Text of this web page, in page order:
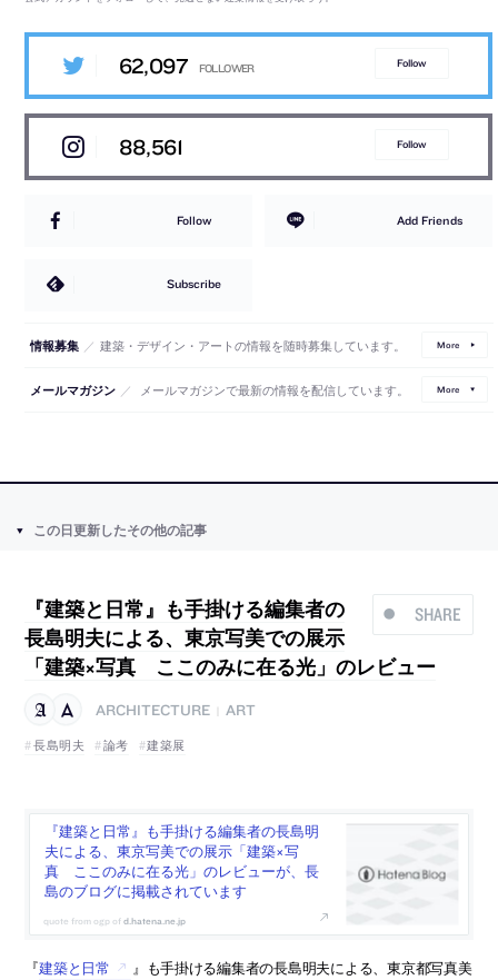
62,097 Follow
88,561 Follow
Follow Add Friends
Subscribe
情報募集 ／ 建築・デザイン・アートの情報を随時募集しています。 More
メールマガジン ／ メールマガジンで最新の情報を配信しています。 More
この日更新したその他の記事
SHARE
『建築と日常』も手掛ける編集者の
長島明夫による、東京写美での展示
「建築×写真 ここのみに在る光」のレビュー
ARCHITECTURE
ART
長島明夫
論考 建築展
『建築と日常』も手掛ける編集者の長島明
夫による、東京写美での展示「建築×写
真 ここのみに在る光」のレビューが、長
島のブログに掲載されています
d.hatena.ne.jp
『建築と日常
』も手掛ける編集者の長島明夫による、東京都写真美